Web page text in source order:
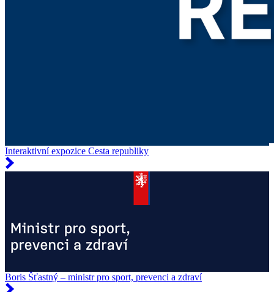
Interaktivní expozice Cesta republiky
Boris Šťastný – ministr pro sport, prevenci a zdraví